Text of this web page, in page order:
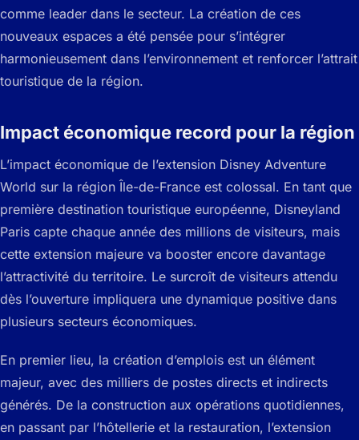
comme leader dans le secteur. La création de ces
nouveaux espaces a été pensée pour s’intégrer
harmonieusement dans l’environnement et renforcer l’attrait
touristique de la région.
Impact économique record pour la région
L’impact économique de l’extension Disney Adventure
World sur la région Île-de-France est colossal. En tant que
première destination touristique européenne, Disneyland
Paris capte chaque année des millions de visiteurs, mais
cette extension majeure va booster encore davantage
l’attractivité du territoire. Le surcroît de visiteurs attendu
dès l’ouverture impliquera une dynamique positive dans
plusieurs secteurs économiques.
En premier lieu, la création d’emplois est un élément
majeur, avec des milliers de postes directs et indirects
générés. De la construction aux opérations quotidiennes,
en passant par l’hôtellerie et la restauration, l’extension